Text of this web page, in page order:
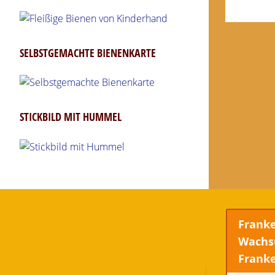
SELBSTGEMACHTE BIENENKARTE
STICKBILD MIT HUMMEL